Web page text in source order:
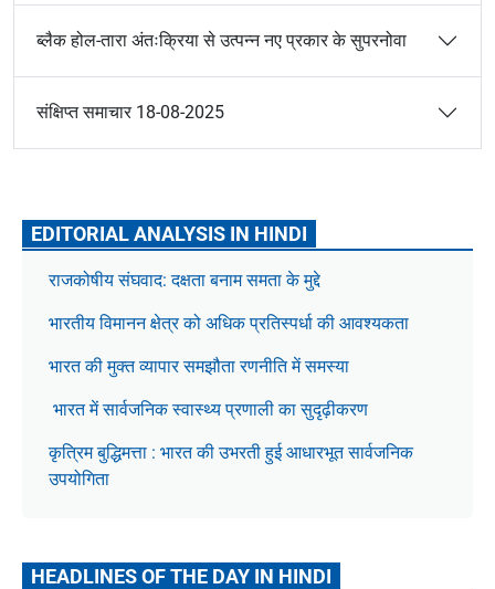
ब्लैक होल-तारा अंतःक्रिया से उत्पन्न नए प्रकार के सुपरनोवा
संक्षिप्त समाचार 18-08-2025
EDITORIAL ANALYSIS IN HINDI
राजकोषीय संघवाद: दक्षता बनाम समता के मुद्दे
भारतीय विमानन क्षेत्र को अधिक प्रतिस्पर्धा की आवश्यकता
भारत की मुक्त व्यापार समझौता रणनीति में समस्या
भारत में सार्वजनिक स्वास्थ्य प्रणाली का सुदृढ़ीकरण
कृत्रिम बुद्धिमत्ता : भारत की उभरती हुई आधारभूत सार्वजनिक
उपयोगिता
HEADLINES OF THE DAY IN HINDI